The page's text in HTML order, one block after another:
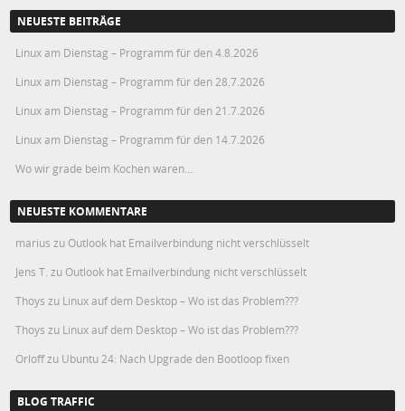
NEUESTE BEITRÄGE
Linux am Dienstag – Programm für den 4.8.2026
Linux am Dienstag – Programm für den 28.7.2026
Linux am Dienstag – Programm für den 21.7.2026
Linux am Dienstag – Programm für den 14.7.2026
Wo wir grade beim Kochen waren…
NEUESTE KOMMENTARE
marius zu Outlook hat Emailverbindung nicht verschlüsselt
Jens T. zu Outlook hat Emailverbindung nicht verschlüsselt
Thoys zu Linux auf dem Desktop – Wo ist das Problem???
Thoys zu Linux auf dem Desktop – Wo ist das Problem???
Orloffzu Ubuntu 24: Nach Upgrade den Bootloop fixen
BLOG TRAFFIC